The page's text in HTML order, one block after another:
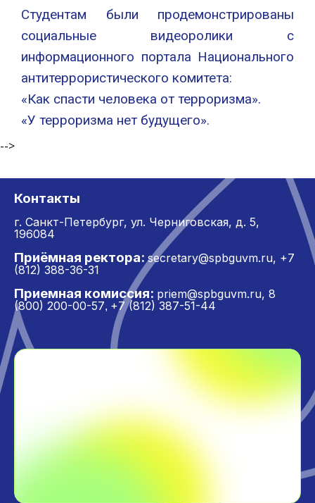
Студентам были продемонстрированы
социальные видеоролики с
информационного портала Национального
антитеррористического комитета:
«Как спасти человека от терроризма».
«У терроризма нет будущего».
-->
Контакты
г. Санкт-Петербург, ул. Черниговская, д. 5,
196084
Приёмная ректора: secretary@spbguvm.ru, +7
(812) 388-36-31
Приемная комиссия: priem@spbguvm.ru, 8
(800) 200-00-57, +7 (812) 387-51-44